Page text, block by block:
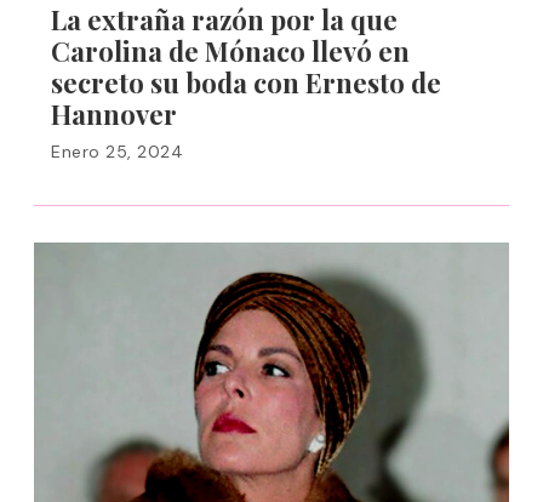
La extraña razón por la que
Carolina de Mónaco llevó en
secreto su boda con Ernesto de
Hannover
Enero 25, 2024